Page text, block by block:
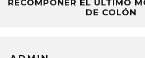
RECOMPONER EL ÚLTIMO
DE COLÓN